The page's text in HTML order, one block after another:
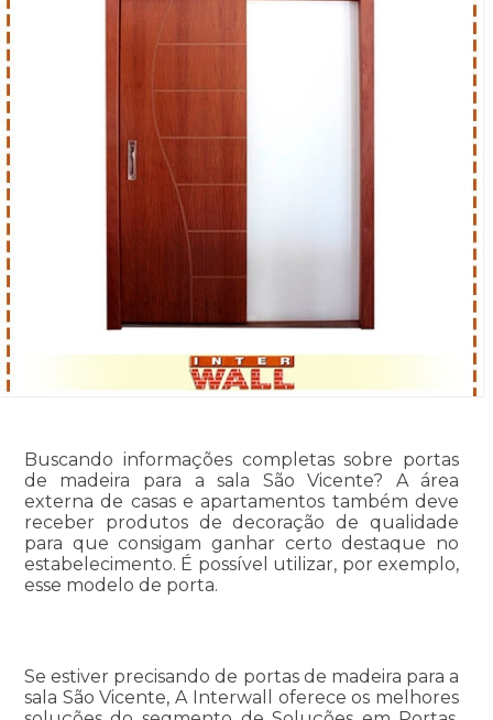
Buscando informações completas sobre portas
de madeira para a sala São Vicente? A área
externa de casas e apartamentos também deve
receber produtos de decoração de qualidade
para que consigam ganhar certo destaque no
estabelecimento. É possível utilizar, por exemplo,
esse modelo de porta.
Se estiver precisando de portas de madeira para a
sala São Vicente, A Interwall oferece os melhores